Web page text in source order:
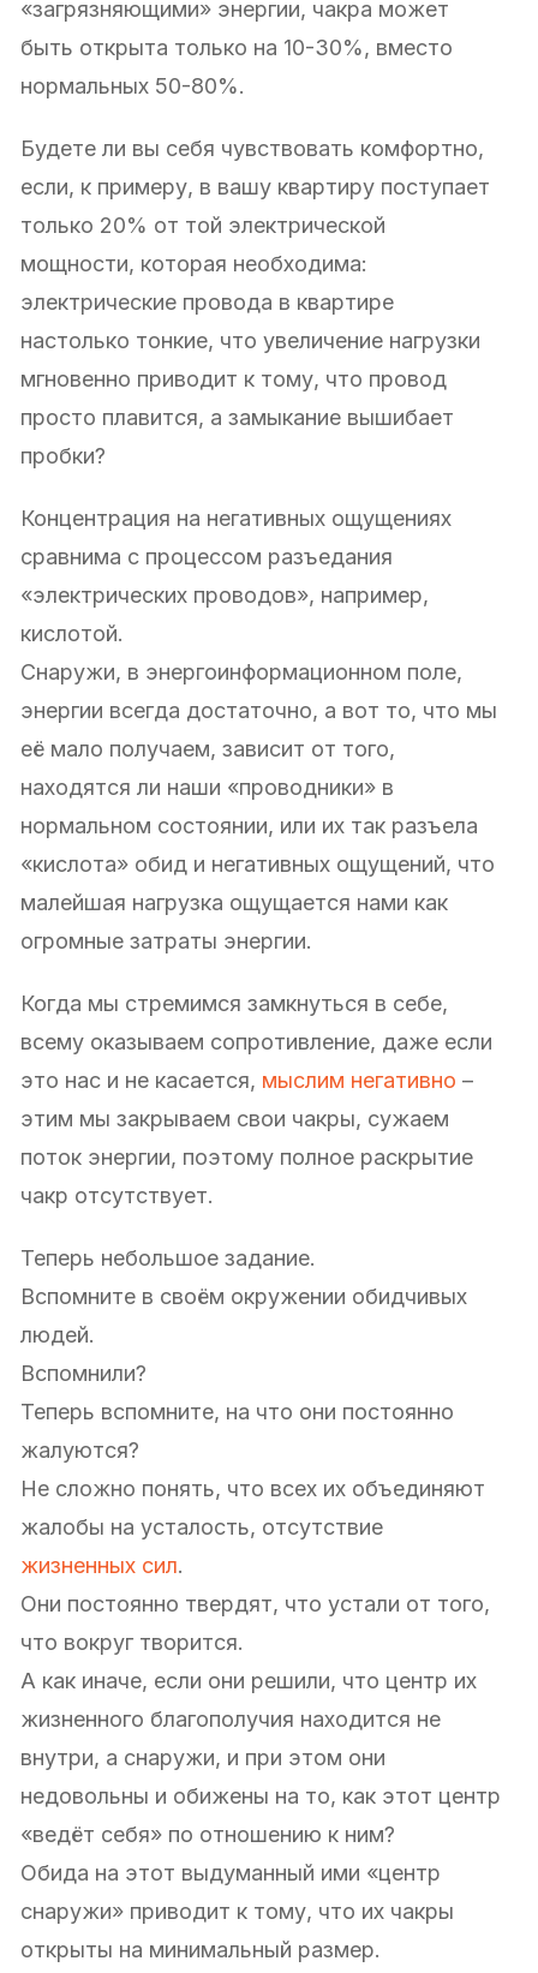
«загрязняющими» энергии, чакра может
быть открыта только на 10-30%, вместо
нормальных 50-80%.
Будете ли вы себя чувствовать комфортно,
если, к примеру, в вашу квартиру поступает
только 20% от той электрической
мощности, которая необходима:
электрические провода в квартире
настолько тонкие, что увеличение нагрузки
мгновенно приводит к тому, что провод
просто плавится, а замыкание вышибает
пробки?
Концентрация на негативных ощущениях
сравнима с процессом разъедания
«электрических проводов», например,
кислотой.
Снаружи, в энергоинформационном поле,
энергии всегда достаточно, а вот то, что мы
её мало получаем, зависит от того,
находятся ли наши «проводники» в
нормальном состоянии, или их так разъела
«кислота» обид и негативных ощущений, что
малейшая нагрузка ощущается нами как
огромные затраты энергии.
Когда мы стремимся замкнуться в себе,
всему оказываем сопротивление, даже если
это нас и не касается, мыслим негативно –
этим мы закрываем свои чакры, сужаем
поток энергии, поэтому полное раскрытие
чакр отсутствует.
Теперь небольшое задание.
Вспомните в своём окружении обидчивых
людей.
Вспомнили?
Теперь вспомните, на что они постоянно
жалуются?
Не сложно понять, что всех их объединяют
жалобы на усталость, отсутствие
жизненных сил.
Они постоянно твердят, что устали от того,
что вокруг творится.
А как иначе, если они решили, что центр их
жизненного благополучия находится не
внутри, а снаружи, и при этом они
недовольны и обижены на то, как этот центр
«ведёт себя» по отношению к ним?
Обида на этот выдуманный ими «центр
снаружи» приводит к тому, что их чакры
открыты на минимальный размер.